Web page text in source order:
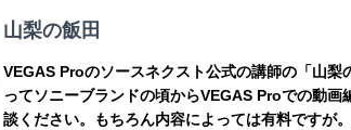
er
山梨の飯田
VEGAS Proのソースネクスト公式の講師の「山
ってソニーブランドの頃からVEGAS Proでの動
談ください。もちろん内容によっては有料ですが